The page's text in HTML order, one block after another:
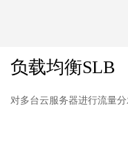
负载均衡SLB
对多台云服务器进行流量